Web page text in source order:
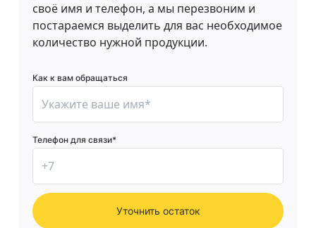
своё имя и телефон, а мы перезвоним и
постараемся выделить для вас необходимое
количество нужной продукции.
Как к вам обращаться
Телефон для связи*
Уточнить остаток